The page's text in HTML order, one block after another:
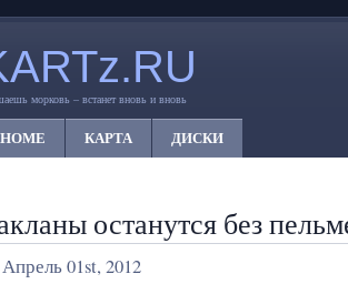
морковь – встанет вновь и вновь
HOME КАРТА ДИСКИ
останутся без
Апрель 01st, 2012